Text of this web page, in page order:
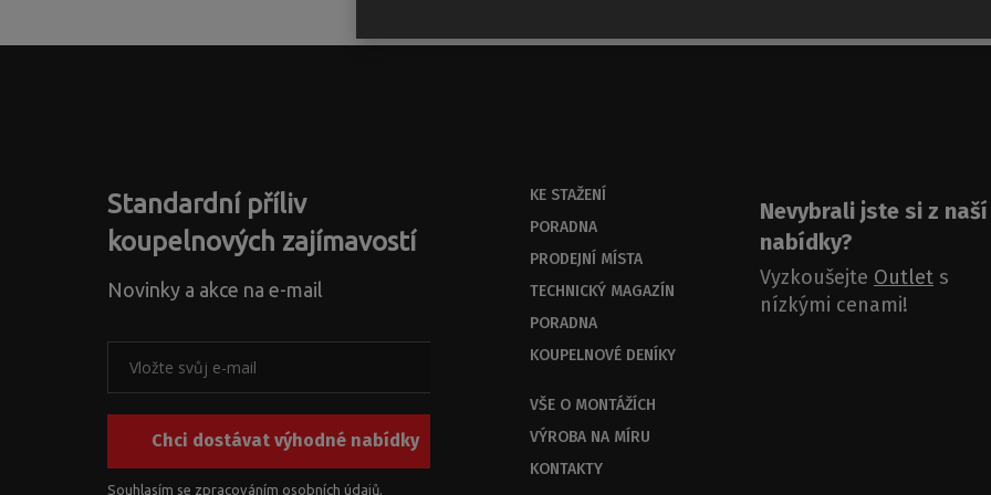
Standardní příliv
koupelnových zajímavostí
Novinky a akce na e-mail
Chci dostávat výhodné nabídky
Souhlasím se zpracováním osobních údajů
KE STAŽENÍ
PORADNA
PRODEJNÍ MÍSTA
TECHNICKÝ MAGAZÍN
PORADNA
KOUPELNOVÉ DENÍKY
VŠE O MONTÁŽÍCH
VÝROBA NA MÍRU
KONTAKTY
Nevybrali jste si z naší
nabídky?
Vyzkoušejte Outlet s
nízkými cenami!